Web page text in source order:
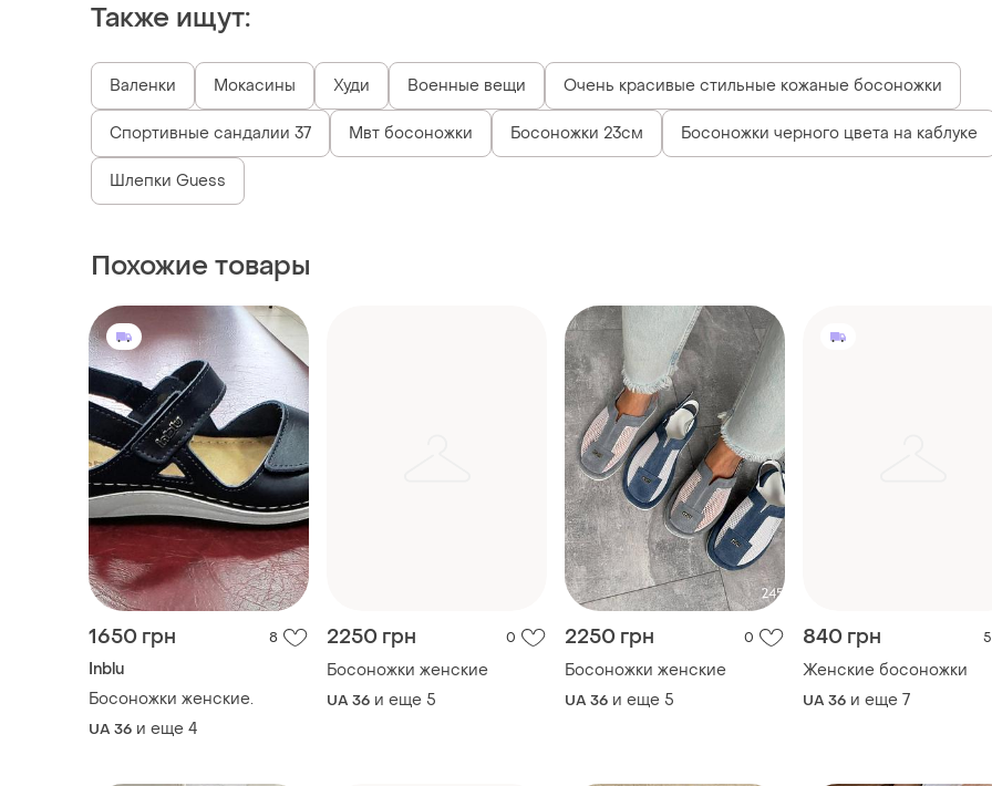
Также ищут:
Валенки Мокасины Худи Военные вещи Очень красивые стильные кожаные босоножки
Спортивные сандалии 37 Мвт босоножки Босоножки 23см Босоножки черного цвета на каблуке
Шлепки Guess
Похожие товары
1650 грн 8
Inblu
Босоножки женские.
UA 36 и еще 4
2250 грн 0
Босоножки женские
UA 36 и еще 5
2250 грн 0
Босоножки женские
UA 36 и еще 5
840 грн 5
Женские босоножки
UA 36 и еще 7